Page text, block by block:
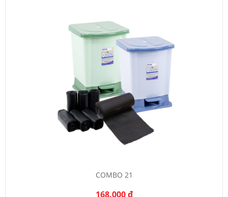
COMBO 21
168.000 đ